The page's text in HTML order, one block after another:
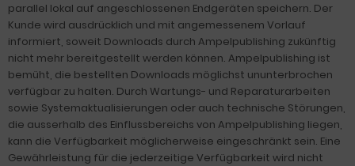
parallel lokal auf angeschlossenen Endgeräten speichern. Der
Kunde wird ausdrücklich und mit angemessenem Vorlauf
informiert, soweit Downloads durch Ampelpublishing zukünftig
nicht mehr bereitgestellt werden können. Ampelpublishing ist
bemüht, die bestellten Downloads möglichst ununterbrochen
verfügbar zu halten. Durch Wartungs- und Reparaturarbeiten
sowie Systemaktualisierungen oder auch technische Störungen,
die ausserhalb des Einflussbereichs von Ampelpublishing liegen,
kann die Verfügbarkeit möglicherweise eingeschränkt sein. Eine
Gewährleistung für die jederzeitige Verfügbarkeit wird nicht